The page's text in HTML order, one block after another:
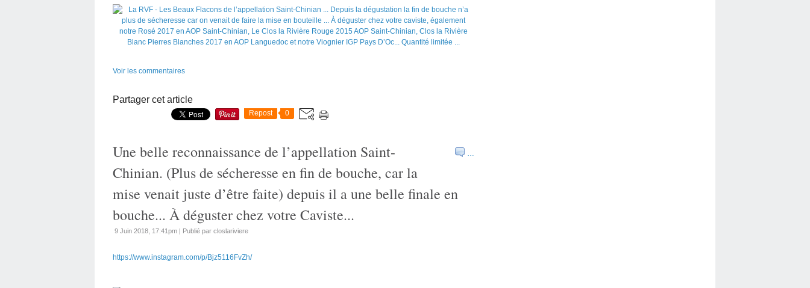
Voir les commentaires
Partager cet article
Repost 0
…
Une belle reconnaissance de l’appellation Saint-
Chinian. (Plus de sécheresse en fin de bouche, car la
mise venait juste d’être faite) depuis il a une belle finale en
bouche... À déguster chez votre Caviste...
9 Juin 2018, 17:41pm | Publié par closlariviere
https://www.instagram.com/p/Bjz5116FvZh/